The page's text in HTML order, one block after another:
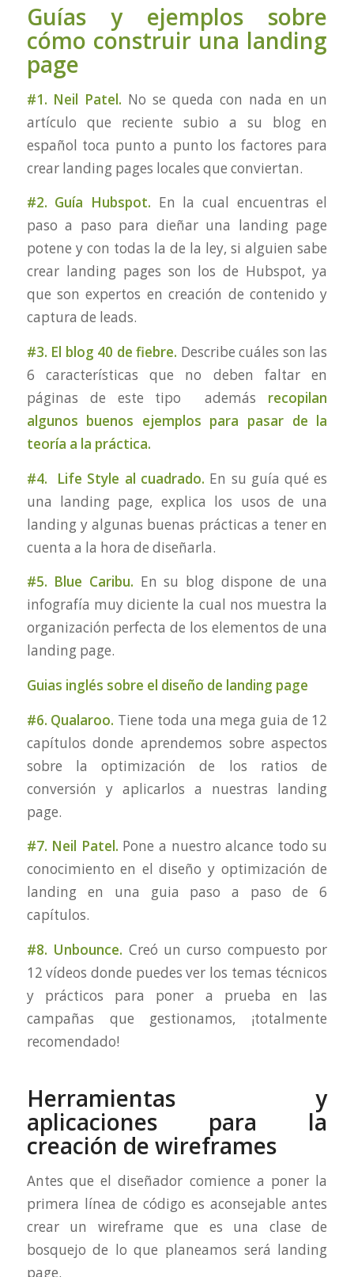
Guías y ejemplos sobre
cómo construir una landing
page
#1. Neil Patel. No se queda con nada en un
artículo que reciente subio a su blog en
español toca punto a punto los factores para
crear landing pages locales que conviertan.
#2. Guía Hubspot. En la cual encuentras el
paso a paso para dieñar una landing page
potene y con todas la de la ley, si alguien sabe
crear landing pages son los de Hubspot, ya
que son expertos en creación de contenido y
captura de leads.
#3. El blog 40 de fiebre. Describe cuáles son las
6 características que no deben faltar en
páginas de este tipo además recopilan
algunos buenos ejemplos para pasar de la
teoría a la práctica.
#4. Life Style al cuadrado. En su guía qué es
una landing page, explica los usos de una
landing y algunas buenas prácticas a tener en
cuenta a la hora de diseñarla.
#5. Blue Caribu. En su blog dispone de una
infografía muy diciente la cual nos muestra la
organización perfecta de los elementos de una
landing page.
Guias inglés sobre el diseño de landing page
#6. Qualaroo. Tiene toda una mega guia de 12
capítulos donde aprendemos sobre aspectos
sobre la optimización de los ratios de
conversión y aplicarlos a nuestras landing
page.
#7. Neil Patel. Pone a nuestro alcance todo su
conocimiento en el diseño y optimización de
landing en una guia paso a paso de 6
capítulos.
#8. Unbounce. Creó un curso compuesto por
12 vídeos donde puedes ver los temas técnicos
y prácticos para poner a prueba en las
campañas que gestionamos, ¡totalmente
recomendado!
Herramientas y
aplicaciones para la
creación de wireframes
Antes que el diseñador comience a poner la
primera línea de código es aconsejable antes
crear un wireframe que es una clase de
bosquejo de lo que planeamos será landing
page.